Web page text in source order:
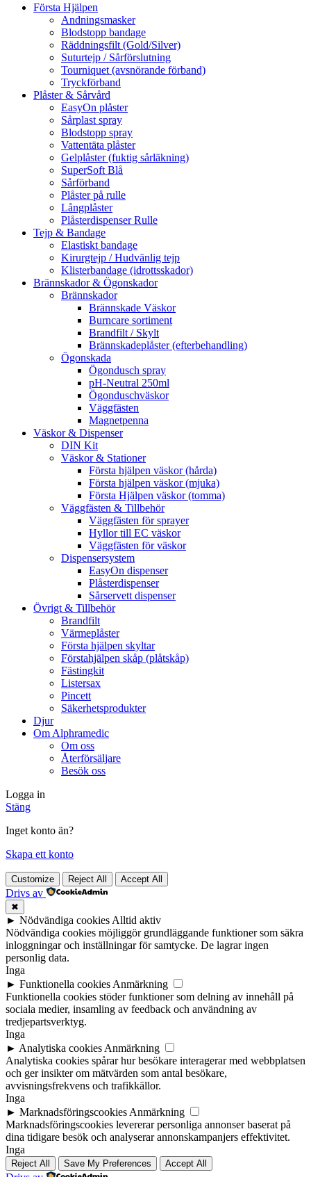
Första Hjälpen
Andningsmasker
Blodstopp bandage
Räddningsfilt (Gold/Silver)
Suturtejp / Sårförslutning
Tourniquet (avsnörande förband)
Tryckförband
Plåster & Sårvård
EasyOn plåster
Sårplast spray
Blodstopp spray
Vattentäta plåster
Gelplåster (fuktig sårläkning)
SuperSoft Blå
Sårförband
Plåster på rulle
Långplåster
Plåsterdispenser Rulle
Tejp & Bandage
Elastiskt bandage
Kirurgtejp / Hudvänlig tejp
Klisterbandage (idrottsskador)
Brännskador & Ögonskador
Brännskador
Brännskade Väskor
Burncare sortiment
Brandfilt / Skylt
Brännskadeplåster (efterbehandling)
Ögonskada
Ögondusch spray
pH-Neutral 250ml
Ögonduschväskor
Väggfästen
Magnetpenna
Väskor & Dispenser
DIN Kit
Väskor & Stationer
Första hjälpen väskor (hårda)
Första hjälpen väskor (mjuka)
Första Hjälpen väskor (tomma)
Väggfästen & Tillbehör
Väggfästen för sprayer
Hyllor till EC väskor
Väggfästen för väskor
Dispensersystem
EasyOn dispenser
Plåsterdispenser
Sårservett dispenser
Övrigt & Tillbehör
Brandfilt
Värmeplåster
Första hjälpen skyltar
Förstahjälpen skåp (plåtskåp)
Fästingkit
Listersax
Pincett
Säkerhetsprodukter
Djur
Om Alphramedic
Om oss
Återförsäljare
Besök oss
Logga in
Stäng
Inget konto än?
Skapa ett konto
Customize Reject All Accept All
Drivs av
✖
► Nödvändiga cookies Alltid aktiv
Nödvändiga cookies möjliggör grundläggande funktioner som säkra
inloggningar och inställningar för samtycke. De lagrar ingen
personlig data.
Inga
► Funktionella cookies Anmärkning
Funktionella cookies stöder funktioner som delning av innehåll på
sociala medier, insamling av feedback och användning av
tredjepartsverktyg.
Inga
► Analytiska cookies Anmärkning
Analytiska cookies spårar hur besökare interagerar med webbplatsen
och ger insikter om mätvärden som antal besökare,
avvisningsfrekvens och trafikkällor.
Inga
► Marknadsföringscookies Anmärkning
Marknadsföringscookies levererar personliga annonser baserat på
dina tidigare besök och analyserar annonskampanjers effektivitet.
Inga
Reject All Save My Preferences Accept All